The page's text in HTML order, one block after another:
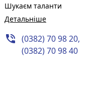
Шукаєм таланти
Детальніше
phone_in_talk (0382) 70 98 20,
(0382) 70 98 40